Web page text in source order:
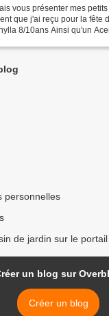
vous présenter mes
que j'ai reçu pour la fête
8/10ans Ainsi qu'un
personnelles
de jardin sur le
un blog sur
Créer un blog